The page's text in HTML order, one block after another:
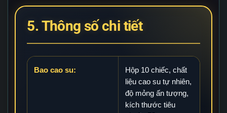
5. Thông số chi tiết
Bao cao su:
Hộp 10 chiếc, chất
liệu cao su tự nhiên,
độ mỏng ấn tượng,
kích thước tiêu